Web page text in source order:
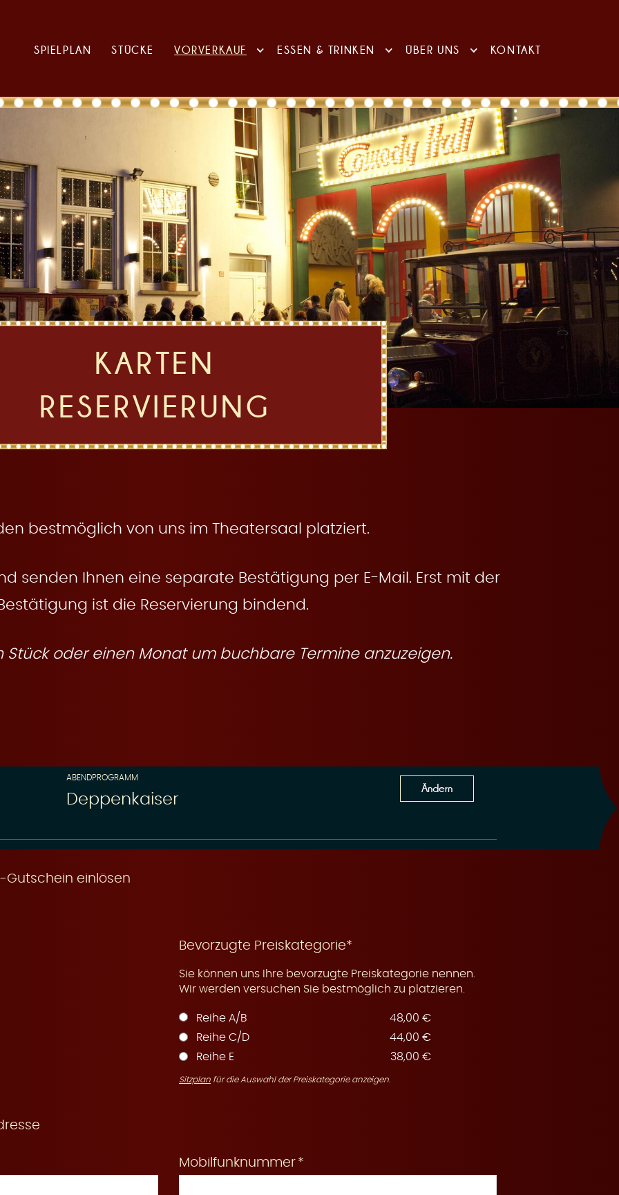
SPIELPLAN STÜCKE VORVERKAUF ESSEN & TRINKEN ÜBER UNS KONTAKT
KARTEN
RESERVIERUNG
bestmöglich von uns im Theatersaal platziert.
senden Ihnen eine separate Bestätigung per E-Mail. Erst mit der
ist die Reservierung bindend.
Stück oder einen Monat um buchbare Termine anzuzeigen.
ABENDPROGRAMM
Deppenkaiser
Ändern
Gutschein einlösen
Bevorzugte Preiskategorie*
Sie können uns Ihre bevorzugte Preiskategorie nennen.
Wir werden versuchen Sie bestmöglich zu platzieren.
Reihe A/B
48,00 €
Reihe C/D
44,00 €
Reihe E
38,00 €
Sitzplan für die Auswahl der Preiskategorie anzeigen.
Mobilfunknummer